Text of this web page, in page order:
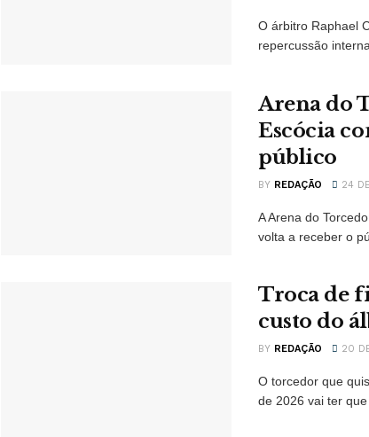
O árbitro Raphael
repercussão
Arena do
Escócia
público
BY REDAÇÃO 24
A Arena do
volta a receber o
Troca de
custo do
BY REDAÇÃO 20
O torcedor que
de 2026 vai ter